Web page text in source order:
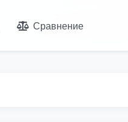
Сравнение